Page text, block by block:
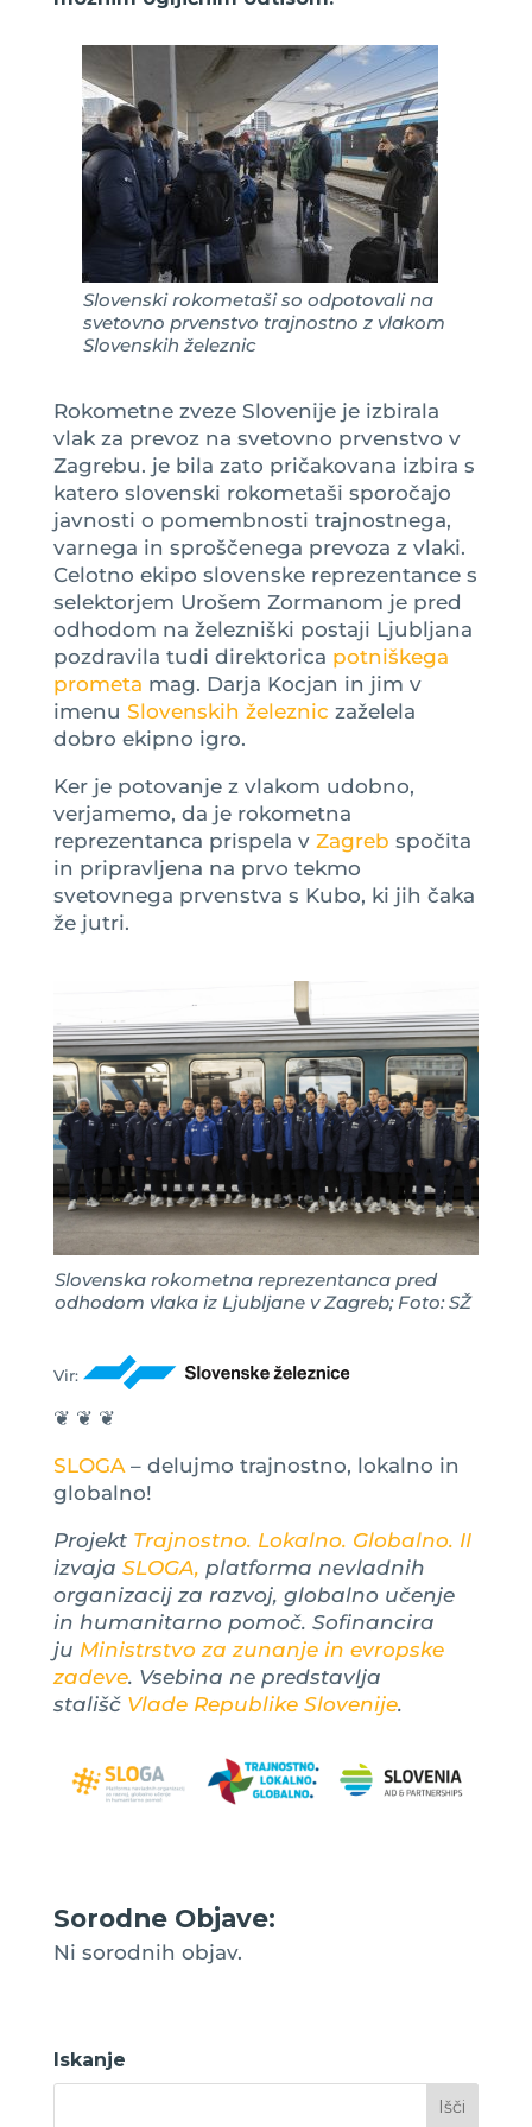
Slovenski rokometaši so odpotovali na
svetovno prvenstvo trajnostno z vlakom
Slovenskih železnic
Rokometne zveze Slovenije je izbirala
vlak za prevoz na svetovno prvenstvo v
Zagrebu. je bila zato pričakovana izbira s
katero slovenski rokometaši sporočajo
javnosti o pomembnosti trajnostnega,
varnega in sproščenega prevoza z vlaki.
Celotno ekipo slovenske reprezentance s
selektorjem Urošem Zormanom je pred
odhodom na železniški postaji Ljubljana
pozdravila tudi direktorica potniškega
prometa mag. Darja Kocjan in jim v
imenu Slovenskih železnic zaželela
dobro ekipno igro.
Ker je potovanje z vlakom udobno,
verjamemo, da je rokometna
reprezentanca prispela v Zagreb spočita
in pripravljena na prvo tekmo
svetovnega prvenstva s Kubo, ki jih čaka
že jutri.
Slovenska rokometna reprezentanca pred
odhodom vlaka iz Ljubljane v Zagreb; Foto: SŽ
Vir:
❦ ❦ ❦
SLOGA– delujmo trajnostno, lokalno in
globalno!
Projekt Trajnostno. Lokalno. Globalno. II
izvaja SLOGA, platforma nevladnih
organizacij za razvoj, globalno učenje
in humanitarno pomoč. Sofinancira
ju Ministrstvo za zunanje in evropske
zadeve. Vsebina ne predstavlja
stališč Vlade Republike Slovenije.
Sorodne Objave:
Ni sorodnih objav.
Iskanje